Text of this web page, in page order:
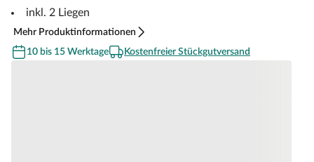
inkl. 2 Liegen
Mehr Produktinformationen
10 bis 15 Werktage
Kostenfreier Stückgutversand